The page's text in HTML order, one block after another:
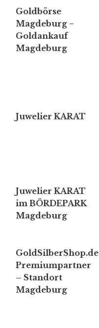
Goldbörse
Magdeburg −
Goldankauf
Magdeburg
Juwelier KARAT
Juwelier KARAT
im BÖRDEPARK
Magdeburg
GoldSilberShop.de
Premiumpartner
– Standort
Magdeburg